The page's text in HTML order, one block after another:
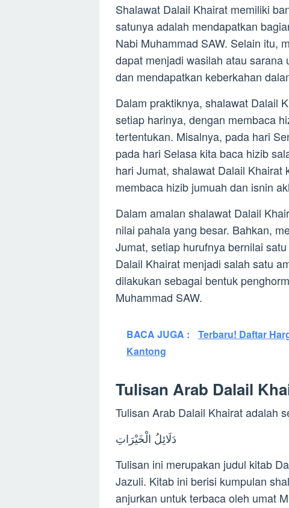
Shalawat Dalail Khairat memiliki
satunya adalah mendapatkan
Nabi Muhammad SAW. Selain itu,
dapat menjadi wasilah atau
dan mendapatkan keberkahan
Dalam praktiknya, shalawat Dalail
setiap harinya, dengan membaca
tertentukan. Misalnya, pada hari
pada hari Selasa kita baca hizib
hari Jumat, shalawat Dalail
membaca hizib jumuah dan isnin
Dalam amalan shalawat Dalail
nilai pahala yang besar. Bahkan,
Jumat, setiap hurufnya bernilai
Dalail Khairat menjadi salah satu
dilakukan sebagai bentuk
Muhammad SAW.
BACA JUGA :
Terbaru! Daftar
Kantong
Tulisan Arab Dalail
Tulisan Arab Dalail Khairat adalah
دَلَائِلُ الْخَيْرَاتِ
Tulisan ini merupakan judul kitab
Jazuli. Kitab ini berisi kumpulan
anjurkan untuk terbaca oleh umat